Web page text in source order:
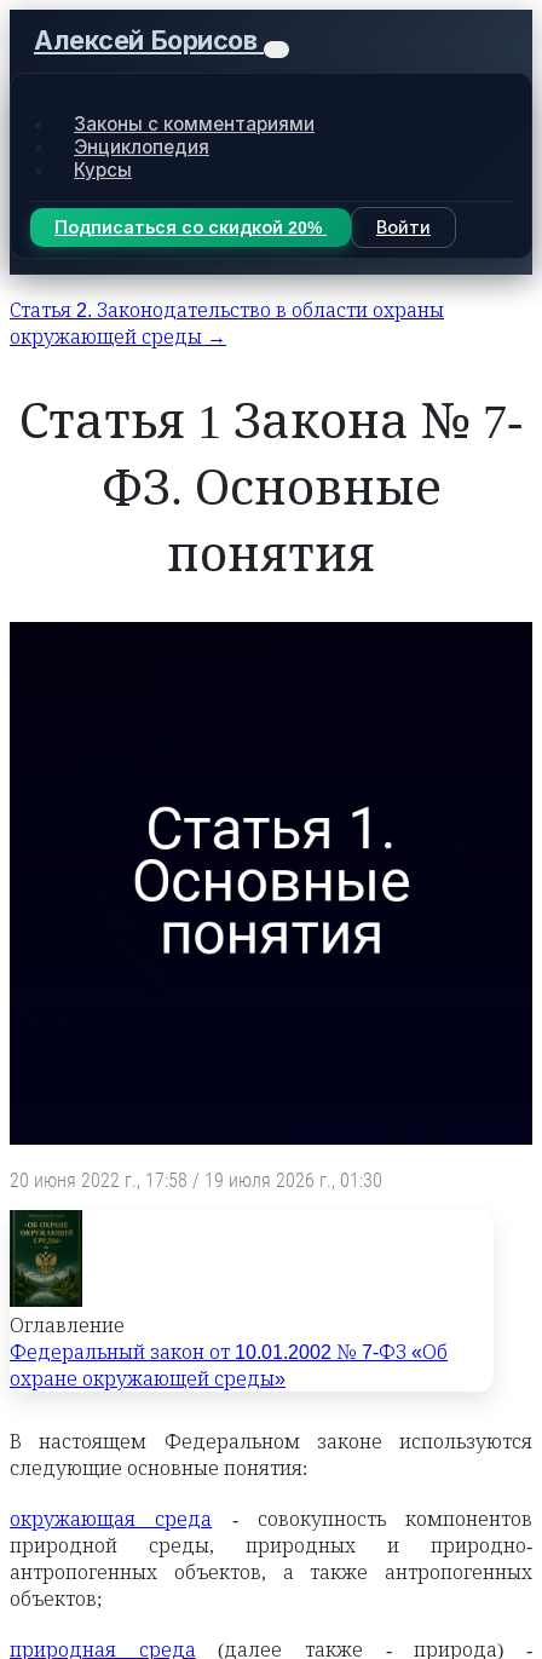
Алексей Борисов
Законы с комментариями
Энциклопедия
Курсы
Подписаться со скидкой 20% Войти
Статья 2. Законодательство в области охраны
окружающей среды →
Статья 1 Закона № 7-
ФЗ. Основные
понятия
20 июня 2022 г., 17:58 / 19 июля 2026 г., 01:30
Оглавление
Федеральный закон от 10.01.2002 № 7-ФЗ «Об
охране окружающей среды»
В настоящем Федеральном законе используются
следующие основные понятия:
окружающая среда
- совокупность компонентов
природной среды, природных и природно-
антропогенных объектов, а также антропогенных
объектов;
природная среда (далее также - природа) -